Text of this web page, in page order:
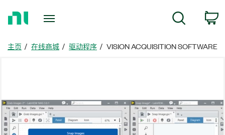
主页 在线商城 驱动程序 VISION ACQUISITION SOFTWARE